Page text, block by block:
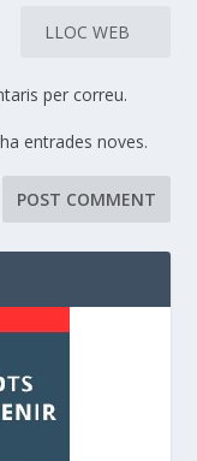
per correu.
entrades noves.